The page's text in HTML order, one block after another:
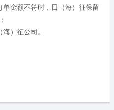
金额不符时，日（海）征保留
）征公司。